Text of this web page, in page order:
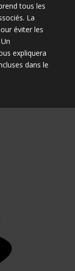
tous les
La
éviter les
expliquera
dans le